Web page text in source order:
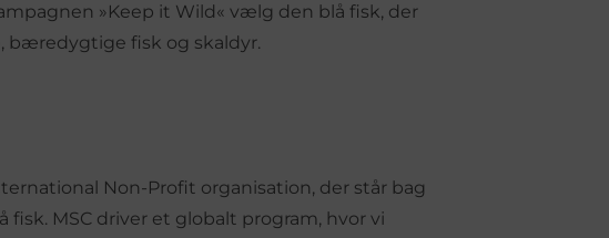
»Keep it Wild« vælg den blå fisk, der
bæredygtige fisk og skaldyr.
Non-Profit organisation, der står bag
MSC driver et globalt program, hvor vi